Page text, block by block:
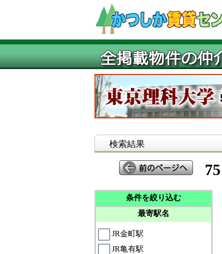
検索結果
75
条件を絞り込む
最寄駅名
JR金町駅
JR亀有駅